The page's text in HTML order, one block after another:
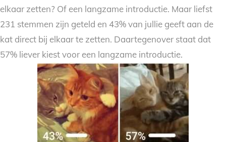
elkaar zetten? Of een langzame introductie. Maar liefst
231 stemmen zijn geteld en 43% van jullie geeft aan de
kat direct bij elkaar te zetten. Daartegenover staat dat
57% liever kiest voor een langzame introductie.